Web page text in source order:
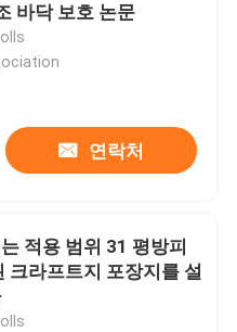
바닥 보호 논문
연락처
적용 범위 31 평방피
크라프트지 포장지를 설